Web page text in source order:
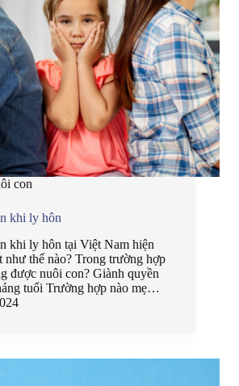
con
khi ly hôn
khi ly hôn tại Việt Nam hiện
như thế nào? Trong trường hợp
được nuôi con? Giành quyền
tuổi Trường hợp nào mẹ…